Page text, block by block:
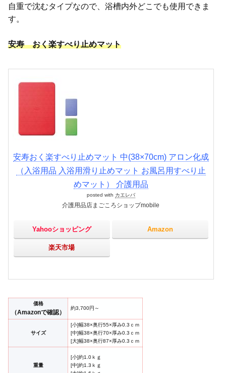
自重で沈むタイプなので、浴槽内外どこでも使用できま
す。
安寿 おく楽すべり止めマット
安寿おく楽すべり止めマット 中(38×70cm) アロン化成
（入浴用品 入浴用滑り止めマット お風呂用すべり止
めマット） 介護用品
posted with カエレバ
介護用品店まごころショップmobile
Yahooショッピング Amazon
楽天市場
価格
（Amazonで確認）
約3,700円～
サイズ
[小]幅38×奥行55×厚み0.3ｃｍ
[中]幅38×奥行70×厚み0.3ｃｍ
[大]幅38×奥行87×厚み0.3ｃｍ
重量
[小]約1.0ｋｇ
[中]約1.3ｋｇ